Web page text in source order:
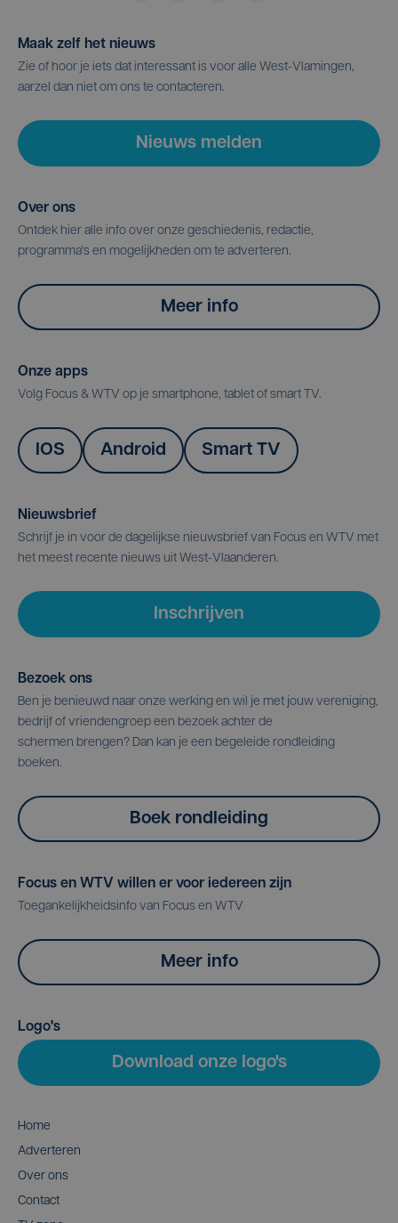
Maak zelf het nieuws
Zie of hoor je iets dat interessant is voor alle West-Vlamingen,
aarzel dan niet om ons te contacteren.
Nieuws melden
Over ons
Ontdek hier alle info over onze geschiedenis, redactie,
programma's en mogelijkheden om te adverteren.
Meer info
Onze apps
Volg Focus & WTV op je smartphone, tablet of smart TV.
IOS Android Smart TV
Nieuwsbrief
Schrijf je in voor de dagelijkse nieuwsbrief van Focus en WTV met
het meest recente nieuws uit West-Vlaanderen.
Inschrijven
Bezoek ons
Ben je benieuwd naar onze werking en wil je met jouw vereniging,
bedrijf of vriendengroep een bezoek achter de
schermen brengen? Dan kan je een begeleide rondleiding
boeken.
Boek rondleiding
Focus en WTV willen er voor iedereen zijn
Toegankelijkheidsinfo van Focus en WTV
Meer info
Logo's
Download onze logo's
Home
Adverteren
Over ons
Contact